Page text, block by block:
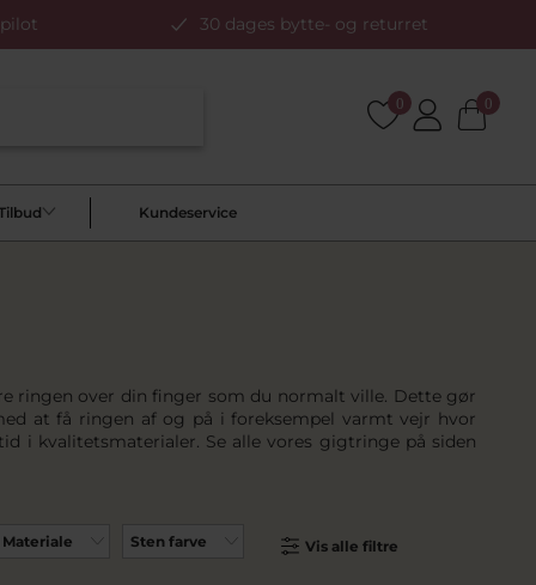
30 dages bytte- og returret
0 0
Kundeservice
ringen over din finger som du normalt ville. Dette gør
at få ringen af og på i foreksempel varmt vejr hvor
i kvalitetsmaterialer. Se alle vores gigtringe på siden
Materiale Sten farve Vis alle filtre